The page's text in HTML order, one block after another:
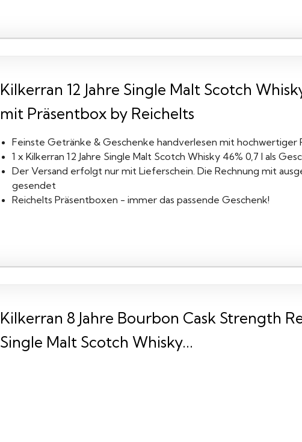
Kilkerran 12 Jahre Single Malt Scotch
mit Präsentbox by Reichelts
Feinste Getränke & Geschenke handverlesen mit hochwertiger
1 x Kilkerran 12 Jahre Single Malt Scotch Whisky 46% 0,7 l als
Der Versand erfolgt nur mit Lieferschein. Die Rechnung mit
gesendet
Reichelts Präsentboxen - immer das passende Geschenk!
Kilkerran 8 Jahre Bourbon Cask Strength
Single Malt Scotch Whisky...